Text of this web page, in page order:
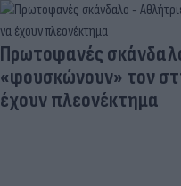
Aθλήτριες
τους για να